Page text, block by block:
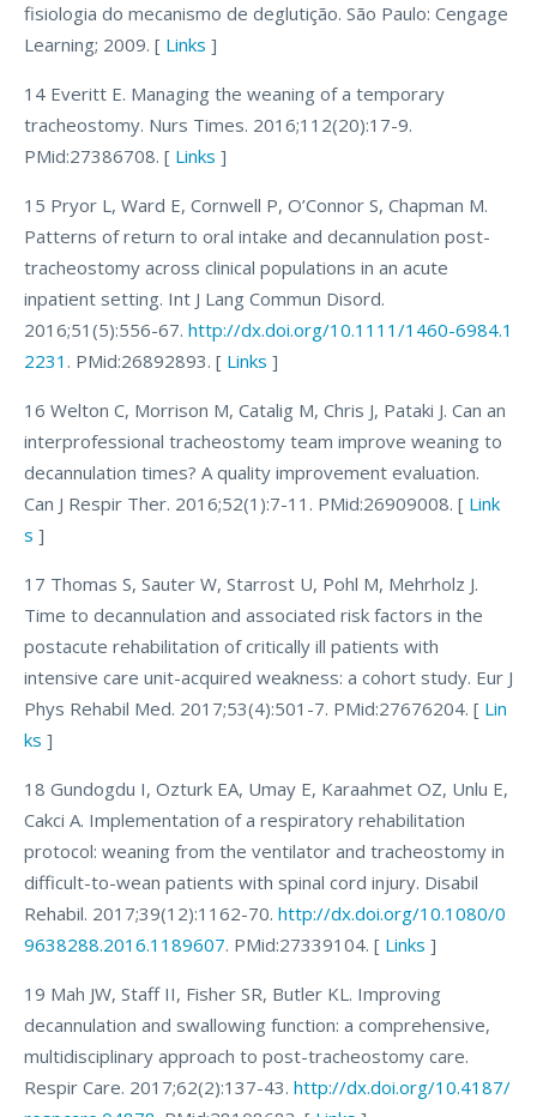
fisiologia do mecanismo de deglutição. São Paulo: Cengage
Learning; 2009. [ Links ]
14 Everitt E. Managing the weaning of a temporary
tracheostomy. Nurs Times. 2016;112(20):17-9.
PMid:27386708. [ Links ]
15 Pryor L, Ward E, Cornwell P, O’Connor S, Chapman M.
Patterns of return to oral intake and decannulation post-
tracheostomy across clinical populations in an acute
inpatient setting. Int J Lang Commun Disord.
2016;51(5):556-67. http://dx.doi.org/10.1111/1460-6984.1
2231 . PMid:26892893. [ Links ]
16 Welton C, Morrison M, Catalig M, Chris J, Pataki J. Can an
interprofessional tracheostomy team improve weaning to
decannulation times? A quality improvement evaluation.
Can J Respir Ther. 2016;52(1):7-11. PMid:26909008. [ Link
s ]
17 Thomas S, Sauter W, Starrost U, Pohl M, Mehrholz J.
Time to decannulation and associated risk factors in the
postacute rehabilitation of critically ill patients with
intensive care unit-acquired weakness: a cohort study. Eur J
Phys Rehabil Med. 2017;53(4):501-7. PMid:27676204. [ Lin
ks ]
18 Gundogdu I, Ozturk EA, Umay E, Karaahmet OZ, Unlu E,
Cakci A. Implementation of a respiratory rehabilitation
protocol: weaning from the ventilator and tracheostomy in
difficult-to-wean patients with spinal cord injury. Disabil
Rehabil. 2017;39(12):1162-70. http://dx.doi.org/10.1080/0
9638288.2016.1189607. PMid:27339104. [ Links ]
19 Mah JW, Staff II, Fisher SR, Butler KL. Improving
decannulation and swallowing function: a comprehensive,
multidisciplinary approach to post-tracheostomy care.
Respir Care. 2017;62(2):137-43. http://dx.doi.org/10.4187/